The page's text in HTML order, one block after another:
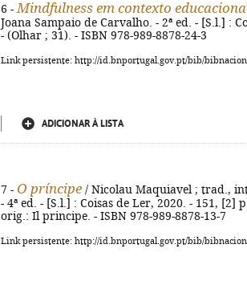
6 - Mindfulness em contexto
Joana Sampaio de Carvalho. - 2ª ed. - [S.l.] :
- (Olhar ; 31). - ISBN 978-989-8878-24-3
Link persistente: http://id.bnportugal.gov.pt/bib/
ADICIONAR À LISTA
7 - O príncipe / Nicolau Maquiavel ; trad.,
- 4ª ed. - [S.l.] : Coisas de Ler, 2020. - 151, [2]
orig.: Il principe. - ISBN 978-989-8878-13-7
Link persistente: http://id.bnportugal.gov.pt/bib/